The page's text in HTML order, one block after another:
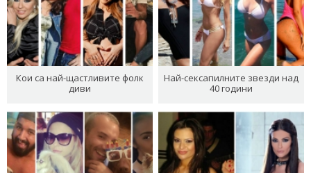
Кои са най-щастливите фолк
диви
Най-сексапилните звезди над
40 години